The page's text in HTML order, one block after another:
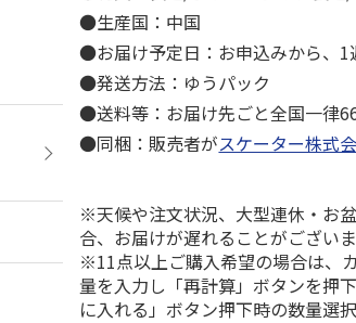
●生産国：中国
●お届け予定日：お申込みから、1
●発送方法：ゆうパック
●送料等：お届け先ごと全国一律
●同梱：販売者がスケーター株式
※天候や注文状況、大型連休・お
合、お届けが遅れることがござい
※11点以上ご購入希望の場合は、
量を入力し「再計算」ボタンを押
に入れる」ボタン押下時の数量選